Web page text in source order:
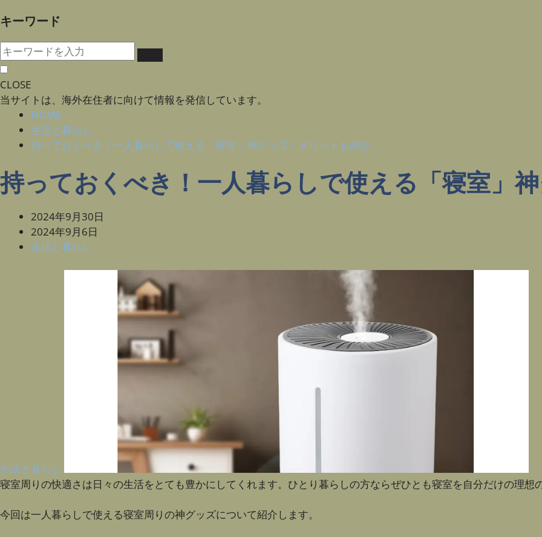
キーワード
CLOSE
当サイトは、海外在住者に向けて情報を発信しています。
HOME
生活と暮らし
持っておくべき！一人暮らしで使える「寝室」神グッズ！メリットも紹介
持っておくべき！一人暮らしで使える「寝室」
2024年9月30日
2024年9月6日
生活と暮らし
生活と暮らし
寝室周りの快適さは日々の生活をとても豊かにしてくれます。ひとり暮らしの方ならぜひとも寝室を自分だけの理想
今回は一人暮らしで使える寝室周りの神グッズについて紹介します。